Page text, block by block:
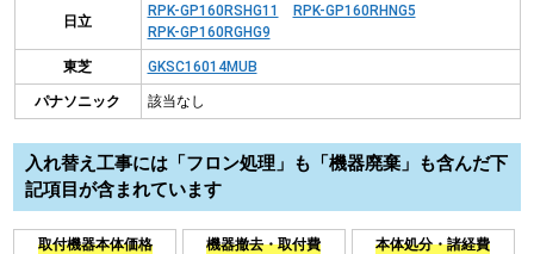
日立
RPK-GP160RSHG11
RPK-GP160RHNG5
RPK-GP160RGHG9
東芝 GKSC16014MUB
パナソニック 該当なし
入れ替え工事には「フロン処理」も「機器廃棄」も含んだ下
記項目が含まれています
取付機器本体価格 機器撤去・取付費 本体処分・諸経費